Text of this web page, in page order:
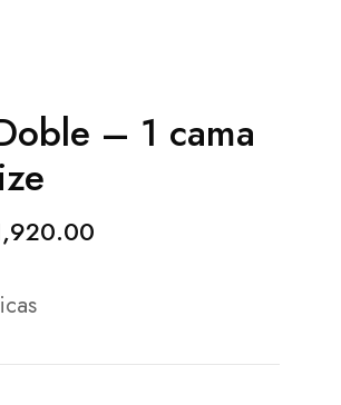
– 1 cama